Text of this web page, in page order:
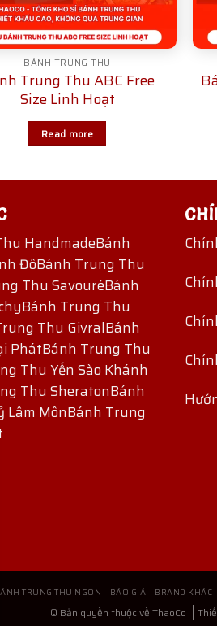
BÁNH TRUNG THU
Trung Thu ABC Free
Size Linh Hoạt
Read more
HandmadeBánh
ĐôBánh Trung Thu
Thu SavouréBánh
Bánh Trung Thu
Thu GivralBánh
PhátBánh Trung Thu
Thu Yến Sào Khánh
Thu SheratonBánh
Lâm MônBánh Trung
TRUNG THU NGON BÁO GIÁ BRAND KHÁC
© Bản quyền thuộc về ThaoCo